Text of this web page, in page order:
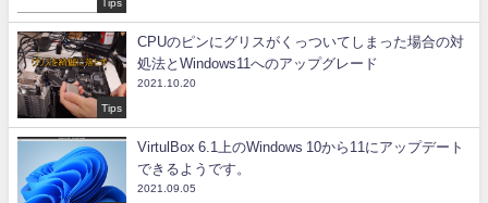
Tips
CPUのピンにグリスがくっついてしまった場合の対
処法とWindows11へのアップグレード
2021.10.20
VirtulBox 6.1上のWindows 10から11にアップデート
できるようです。
2021.09.05